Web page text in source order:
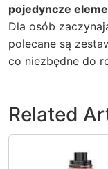
pojedyncze
Dla osób
polecane są
co niezbędne do
Related